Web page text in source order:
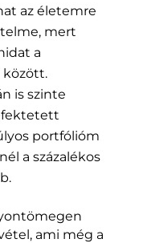
az életemre
mert
a
között.
is szinte
portfólióm
a százalékos
ami még a